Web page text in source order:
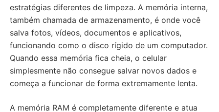
estratégias diferentes de limpeza. A memória interna,
também chamada de armazenamento, é onde você
salva fotos, vídeos, documentos e aplicativos,
funcionando como o disco rígido de um computador.
Quando essa memória fica cheia, o celular
simplesmente não consegue salvar novos dados e
começa a funcionar de forma extremamente lenta.
A memória RAM é completamente diferente e atua